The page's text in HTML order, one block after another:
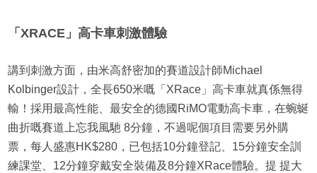
「XRACE」高卡車刺激體驗
講到刺激方面，由米高舒密加的賽道設計師Michael
Kolbinger設計，全長650米嘅「XRace」高卡車就真係無得
輸！採用最高性能、最安全的德國RiMO電動高卡車，在蜿蜒
曲折嘅賽道上忘我風馳 8分鐘，不過呢個項目需要另外購
票，每人盛惠HK$280，已包括10分鐘登記、15分鐘安全訓
練課堂、12分鐘穿戴安全裝備及8分鐘XRace體驗。提 提大